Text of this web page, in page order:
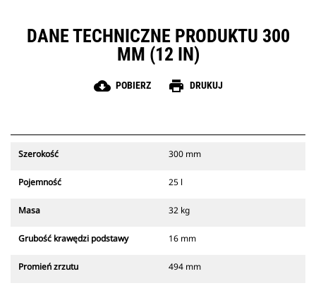
DANE TECHNICZNE PRODUKTU 300
MM (12 IN)
cloud_download POBIERZ print DRUKUJ
Szerokość 300 mm
Pojemność 25 l
Masa 32 kg
Grubość krawędzi podstawy 16 mm
Promień zrzutu 494 mm